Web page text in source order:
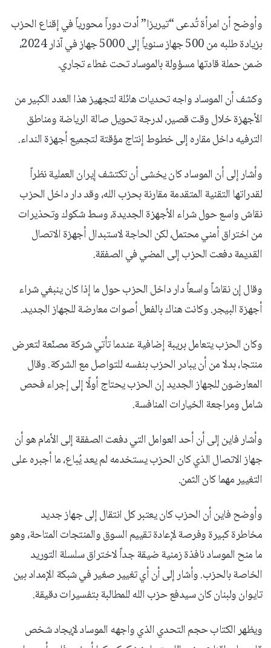
وأوضح أن امرأة تُدعى “تيريزا” أدت دوراً محورياً في إقناع الحزب
بزيادة طلبه من 500 جهاز سنوياً إلى 5000 جهاز في آذار 2024،
ضمن حملة قادتها مسؤولة بالموساد تحت غطاء تجاري.
وكشف أن الموساد واجه تحديات هائلة لتجهيز هذا العدد الكبير من
الأجهزة خلال وقت قصير، لدرجة تحويل صالة الرياضة ومناطق
الترفيه داخل مقاره إلى خطوط إنتاج مؤقتة لتجميع أجهزة النداء.
وأشار إلى أن الموساد كان يخشى أن تكتشف إيران العملية نظراً
لقدراتها التقنية المتقدمة مقارنة بحزب الله، وقد دار داخل الحزب
نقاش واسع حول شراء الأجهزة الجديدة، وسط شكوك وتحذيرات
من اختراق أمني محتمل، لكن الحاجة لاستبدال أجهزة الاتصال
القديمة دفعت الحزب إلى المضي في الصفقة.
وقال إن نقاشاً واسعاً دار داخل الحزب حول ما إذا كان ينبغي شراء
أجهزة البيجر. وكانت هناك بالفعل أصوات معارضة للجهاز الجديد.
وكان الحزب يتعامل بريبة إضافية عندما تأتي شركة مصنّعة لتعرض
منتجا، بدلا من أن يبادر الحزب بنفسه للتواصل مع الشركة. وقال
المعارضون للجهاز الجديد إن الحزب يحتاج أولًا إلى إجراء فحص
شامل ومراجعة الخيارات المنافسة.
وأشار فاين إلى أن أحد العوامل التي دفعت الصفقة إلى الأمام هو أن
جهاز الاتصال الذي كان الحزب يستخدمه لم يعد يُباع، ما أجبره على
التغيير مهما كان الثمن.
وأوضح فاين أن الحزب كان يعتبر كل انتقال إلى جهاز جديد
مخاطرة كبيرة وفرصة لإعادة تقييم السوق والمنتجات المتاحة، وهو
ما منح الموساد نافذة زمنية ضيقة جداً لاختراق سلسلة التوريد
الخاصة بالحزب. وأشار إلى أن أي تغيير صغير في شبكة الإمداد بين
تايوان ولبنان كان سيدفع حزب الله للمطالبة بتفسيرات دقيقة.
ويظهر الكتاب حجم التحدي الذي واجهه الموساد لإيجاد شخص